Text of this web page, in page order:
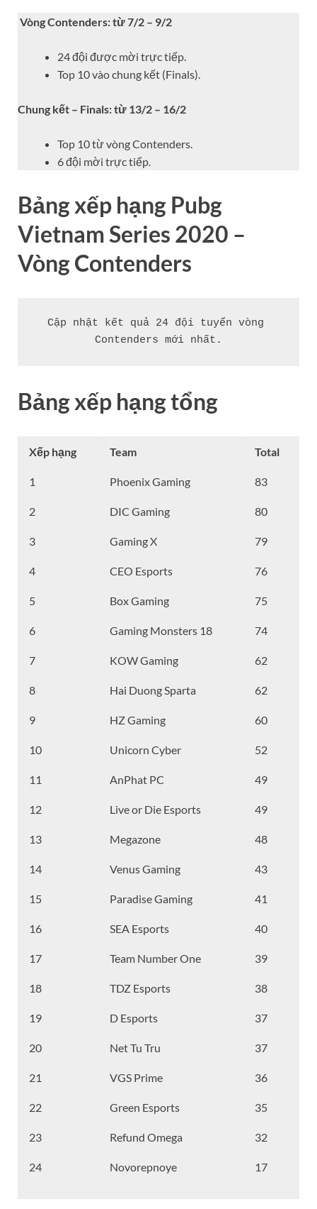
Vòng Contenders: từ 7/2 – 9/2
24 đội được mời trực tiếp.
Top 10 vào chung kết (Finals).
Chung kết – Finals: từ 13/2 – 16/2
Top 10 từ vòng Contenders.
6 đội mời trực tiếp.
Bảng xếp hạng Pubg
Vietnam Series 2020 –
VòngContenders
Cập nhật kết quả 24 đội tuyển vòng
Contenders mới nhất.
Bảng xếp hạng tổng
Xếp hạng Team Total
1 Phoenix Gaming 83
2 DIC Gaming 80
3 Gaming X 79
4 CEO Esports 76
5 Box Gaming 75
6 Gaming Monsters 18 74
7 KOW Gaming 62
8 Hai Duong Sparta 62
9 HZ Gaming 60
10 Unicorn Cyber 52
11 AnPhat PC 49
12 Live or Die Esports 49
13 Megazone 48
14 Venus Gaming 43
15 Paradise Gaming 41
16 SEA Esports 40
17 Team Number One 39
18 TDZ Esports 38
19 D Esports 37
20 Net Tu Tru 37
21 VGS Prime 36
22 Green Esports 35
23 Refund Omega 32
24 Novorepnoye 17